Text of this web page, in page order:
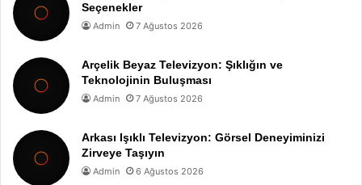
Seçenekler
Admin 7 Ağustos 2026
Arçelik Beyaz Televizyon: Şıklığın ve
Teknolojinin Buluşması
Admin 7 Ağustos 2026
Arkası Işıklı Televizyon: Görsel Deneyiminizi
Zirveye Taşıyın
Admin 6 Ağustos 2026